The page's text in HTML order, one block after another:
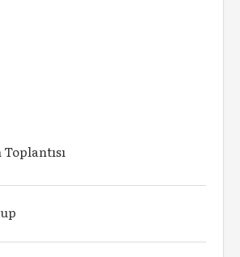
Toplantısı